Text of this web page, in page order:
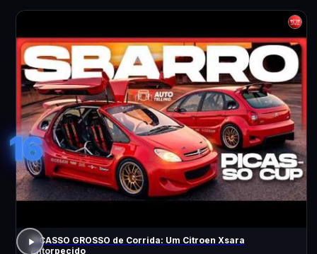
16
PICASSO GROSSO de Corrida: Um Citroen Xsara
Entorpecido